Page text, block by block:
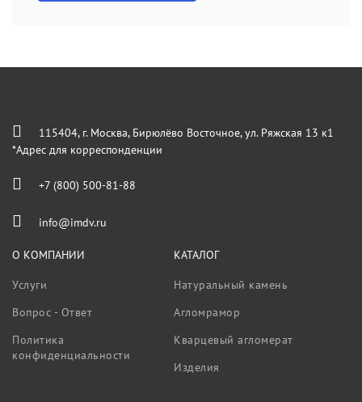
115404, г. Москва, Бирюлёво Восточное, ул. Ряжская 13 к1
*Адрес для корреспонденции
+7 (800) 500-81-88
info@imdv.ru
О КОМПАНИИ
Услуги
Вопрос - Ответ
Политика
конфиденциальности
КАТАЛОГ
Натуральный камень
Агломрамор
Кварцевый агломерат
Изделия